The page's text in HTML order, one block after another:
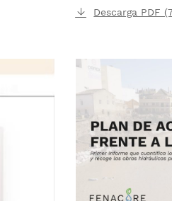
Descarga PDF